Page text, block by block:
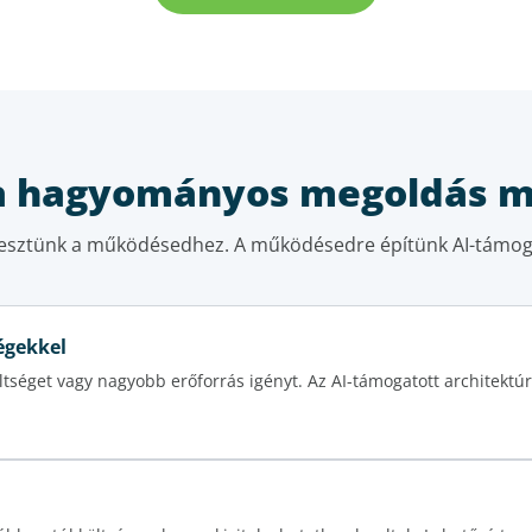
hagyományos megoldás
a működésedhez. A működésedre építünk AI-
vagy nagyobb erőforrás igényt. Az AI-támogatott